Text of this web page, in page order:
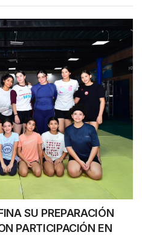
SU PREPARACIÓN
PARTICIPACIÓN EN